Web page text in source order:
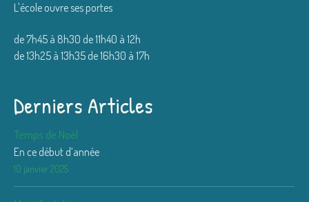
L'école ouvre ses portes
de 7h45 à 8h30 de 11h40 à 12h
de 13h25 à 13h35 de 16h30 à 17h
Derniers Articles
Temps de Noël
En ce début d’année
10 janvier 2025